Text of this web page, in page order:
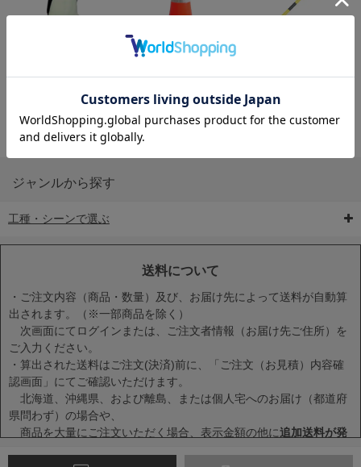
6-矢印板/LED矢印板
9-点字マット・タイ
ヤストッパー
10-樹脂製敷板・養生
用ゴムマット
スロープ
ジャンルから探す
工種・シーンで選ぶ
送料について
・ご注文内容（商品・数量）及び、お届け先によって送料が自動算
出されます。（※一部商品を除く）
次画面にてログインまたは、ご注文者情報（お届け先ご住所）を
ご入力ください。
・算出された送料はご注文(決済)前に、「ご注文（お見積）内容確
認画面」にてご確認いただけます。
北海道、沖縄県、および離島、または個人宅へのお届け（都道府
県問わず）の場合や、
商品を大量にご注文いただく場合、表示金額の他に追加送料が発